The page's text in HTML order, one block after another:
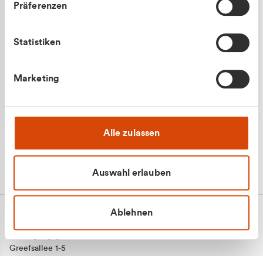
Präferenzen
Statistiken
Marketing
Alle zulassen
Auswahl erlauben
Ablehnen
Greefsallee 1-5